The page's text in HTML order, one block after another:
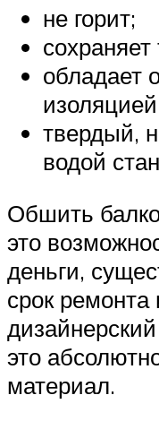
не горит;
сохраняет
обладает
твердый,
водой
Обшить
это
деньги,
срок ремонта
это
материал.